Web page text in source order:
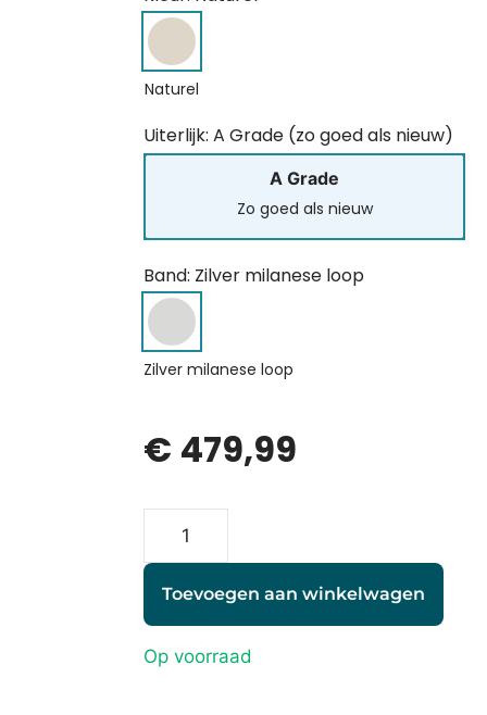
Naturel
Uiterlijk: A Grade (zo goed als nieuw)
A Grade
Zo goed als nieuw
Band: Zilver milanese loop
Zilver milanese loop
€ 479,99
Toevoegen aan winkelwagen
Op voorraad